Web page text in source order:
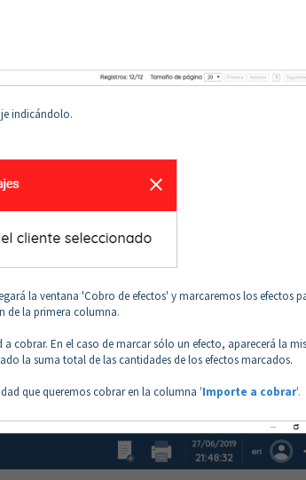
indicándolo.
la ventana 'Cobro de efectos' y marcaremos los efectos
de la primera columna.
cobrar. En el caso de marcar sólo un efecto, aparecerá la
la suma total de las cantidades de los efectos marcados.
que queremos cobrar en la columna 'Importe a cobrar'.